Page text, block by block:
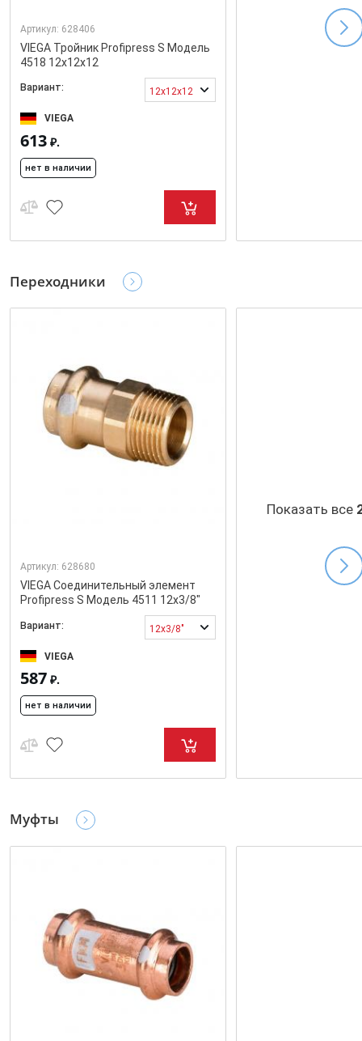
Артикул: 628406
VIEGA Тройник Profipress S Модель
4518 12x12x12
Вариант: 12x12x12
VIEGA
613 ₽.
нет в наличии
Переходники
Артикул: 628680
VIEGA Соединительный элемент
Profipress S Модель 4511 12x3/8"
Вариант: 12x3/8"
VIEGA
587 ₽.
нет в наличии
Показать все
Муфты